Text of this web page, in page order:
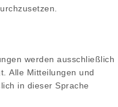
werden ausschließlich
Alle Mitteilungen und
in dieser Sprache